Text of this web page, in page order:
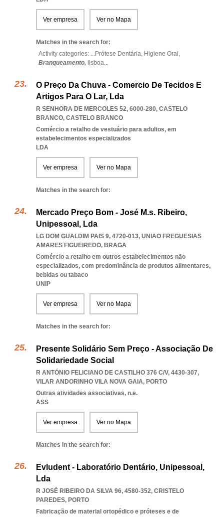
Ver empresa Ver no Mapa
Matches in the search for:
Activity categories: ...Prótese Dentária, Higiene Oral,
Branqueamento, lisboa...
O Preço Da Chuva - Comercio De Tecidos E
Artigos Para O Lar, Lda
R SENHORA DE MERCOLES 52, 6000-280, CASTELO
BRANCO, CASTELO BRANCO
Comércio a retalho de vestuário para adultos, em
estabelecimentos especializados
LDA
Ver empresa Ver no Mapa
Matches in the search for:
Mercado Preço Bom - José M.s. Ribeiro,
Unipessoal, Lda
LG DOM GUALDIM PAIS 9, 4720-013, UNIAO FREGUESIAS
AMARES FIGUEIREDO, BRAGA
Comércio a retalho em outros estabelecimentos não
especializados, com predominância de produtos alimentares,
bebidas ou tabaco
UNIP
Ver empresa Ver no Mapa
Matches in the search for:
Presente Solidário Sem Preço - Associação De
Solidariedade Social
R ANTÓNIO FELICIANO DE CASTILHO 376 C/V, 4430-307,
VILAR ANDORINHO VILA NOVA GAIA, PORTO
Outras atividades associativas, n.e.
ASS
Ver empresa Ver no Mapa
Matches in the search for:
Evludent - Laboratório Dentário, Unipessoal,
Lda
R JOSÉ RIBEIRO DA SILVA 96, 4580-352, CRISTELO
PAREDES, PORTO
Fabricação de material ortopédico e próteses e de